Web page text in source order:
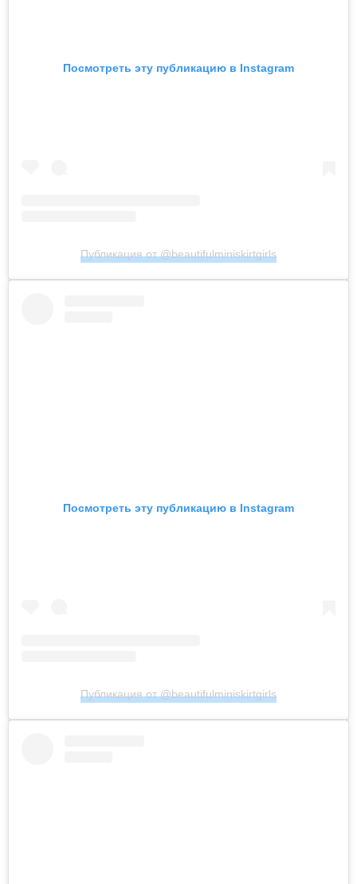
Посмотреть эту публикацию в Instagram
Публикация от @beautifulminiskirtgirls
Посмотреть эту публикацию в Instagram
Публикация от @beautifulminiskirtgirls